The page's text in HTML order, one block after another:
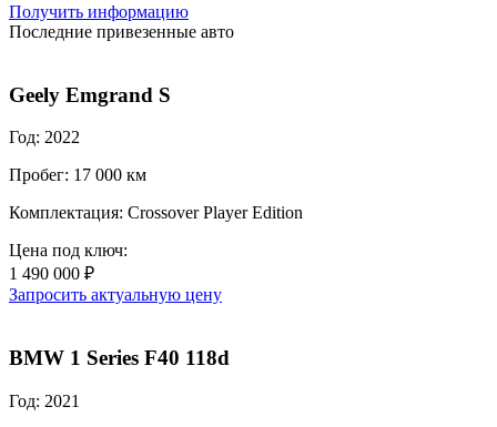
Получить информацию
Последние привезенные авто
Geely Emgrand S
Год: 2022
Пробег: 17 000 км
Комплектация: Crossover Player Edition
Цена под ключ:
1 490 000 ₽
Запросить актуальную цену
BMW 1 Series F40 118d
Год: 2021